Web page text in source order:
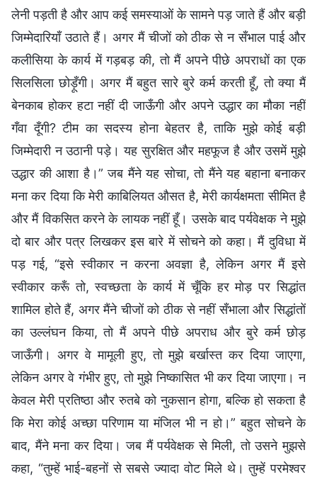
लेनी पड़ती है और आप कई समस्याओं के सामने पड़ जाते हैं और बड़ी
जिम्मेदारियाँ उठाते हैं। अगर मैं चीजों को ठीक से न सँभाल पाई और
कलीसिया के कार्य में गड़बड़ की, तो मैं अपने पीछे अपराधों का एक
सिलसिला छोड़ूँगी। अगर मैं बहुत सारे बुरे कर्म करती हूँ, तो क्या मैं
बेनकाब होकर हटा नहीं दी जाऊँगी और अपने उद्धार का मौका नहीं
गँवा दूँगी? टीम का सदस्य होना बेहतर है, ताकि मुझे कोई बड़ी
जिम्मेदारी न उठानी पड़े। यह सुरक्षित और महफूज है और उसमें मुझे
उद्धार की आशा है।” जब मैंने यह सोचा, तो मैंने यह बहाना बनाकर
मना कर दिया कि मेरी काबिलियत औसत है, मेरी कार्यक्षमता सीमित है
और मैं विकसित करने के लायक नहीं हूँ। उसके बाद पर्यवेक्षक ने मुझे
दो बार और पत्र लिखकर इस बारे में सोचने को कहा। मैं दुविधा में
पड़ गई, “इसे स्वीकार न करना अवज्ञा है, लेकिन अगर मैं इसे
स्वीकार करूँ तो, स्वच्छता के कार्य में चूँकि हर मोड़ पर सिद्धांत
शामिल होते हैं, अगर मैंने चीजों को ठीक से नहीं सँभाला और सिद्धांतों
का उल्लंघन किया, तो मैं अपने पीछे अपराध और बुरे कर्म छोड़
जाऊँगी। अगर वे मामूली हुए, तो मुझे बर्खास्त कर दिया जाएगा,
लेकिन अगर वे गंभीर हुए, तो मुझे निष्कासित भी कर दिया जाएगा। न
केवल मेरी प्रतिष्ठा और रुतबे को नुकसान होगा, बल्कि हो सकता है
कि मेरा कोई अच्छा परिणाम या मंजिल भी न हो।” बहुत सोचने के
बाद, मैंने मना कर दिया। जब मैं पर्यवेक्षक से मिली, तो उसने मुझसे
कहा, “तुम्हें भाई-बहनों से सबसे ज्यादा वोट मिले थे। तुम्हें परमेश्वर